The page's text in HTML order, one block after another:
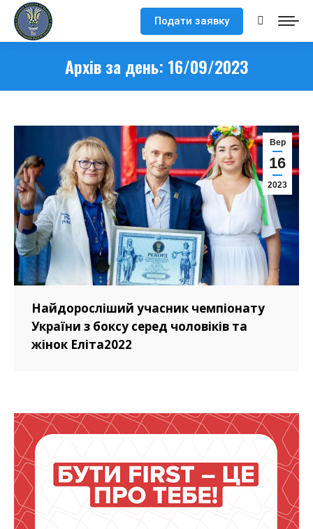
Подати заявку Search:
Архів за день: 16/09/2023
Вер
16
2023
Найдоросліший учасник чемпіонату
України з боксу серед чоловіків та
жінок Еліта2022